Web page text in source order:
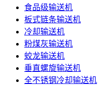
食品级输送机
板式链条输送机
冷却输送机
粉煤灰输送机
蛟龙输送机
垂直螺旋输送机
全不锈钢冷却输送机